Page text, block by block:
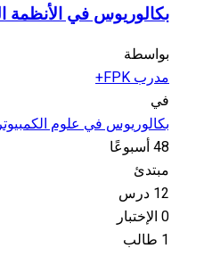
بكالوريوس في الأنظمة
بواسطة
مدرب FPK+
في
بكالوريوس في علوم الكمبيوتر
48 أسبوعًا
مبتدئ
12 درس
0 الإختبار
1 طالب